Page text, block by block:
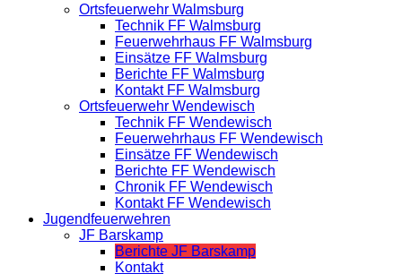
Ortsfeuerwehr Walmsburg
Technik FF Walmsburg
Feuerwehrhaus FF Walmsburg
Einsätze FF Walmsburg
Berichte FF Walmsburg
Kontakt FF Walmsburg
Ortsfeuerwehr Wendewisch
Technik FF Wendewisch
Feuerwehrhaus FF Wendewisch
Einsätze FF Wendewisch
Berichte FF Wendewisch
Chronik FF Wendewisch
Kontakt FF Wendewisch
Jugendfeuerwehren
JF Barskamp
Berichte JF Barskamp
Kontakt